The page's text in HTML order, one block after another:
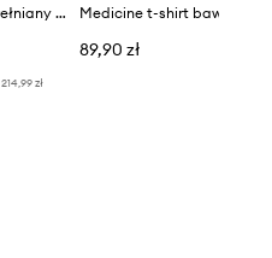
Samsoe Samsoe t-shirt bawełniany SASWIRL
214,99 zł
Medicine t-shirt
89,90 zł